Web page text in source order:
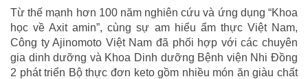
Từ thế mạnh hơn 100 năm nghiên cứu và ứng dụng “Khoa
học về Axit amin”, cùng sự am hiểu ẩm thực Việt Nam,
Công ty Ajinomoto Việt Nam đã phối hợp với các chuyên
gia dinh dưỡng và Khoa Dinh dưỡng Bệnh viện Nhi Đồng
2 phát triển Bộ thực đơn keto gồm nhiều món ăn giàu chất